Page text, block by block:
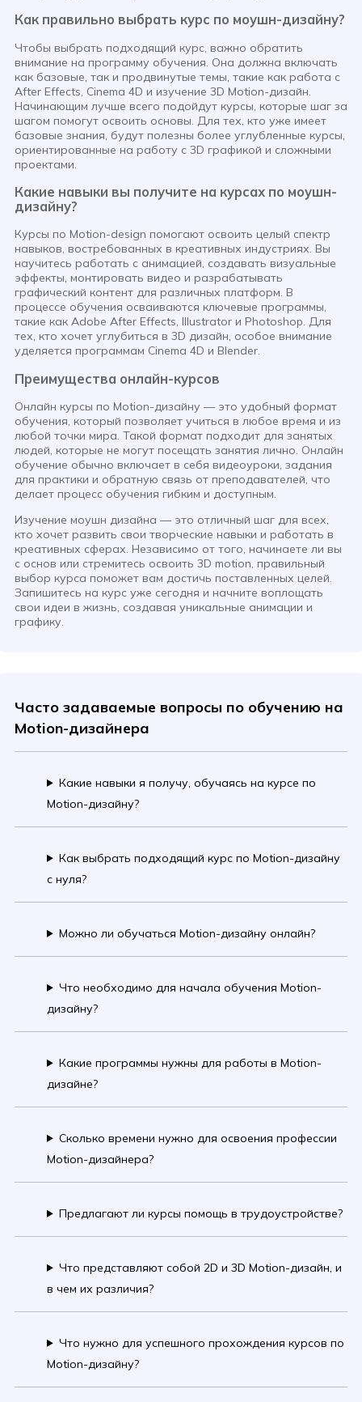
Как правильно выбрать курс по моушн-дизайну?
Чтобы выбрать подходящий курс, важно обратить
внимание на программу обучения. Она должна включать
как базовые, так и продвинутые темы, такие как работа с
After Effects, Cinema 4D и изучение 3D Motion-дизайн.
Начинающим лучше всего подойдут курсы, которые шаг за
шагом помогут освоить основы. Для тех, кто уже имеет
базовые знания, будут полезны более углубленные курсы,
ориентированные на работу с 3D графикой и сложными
проектами.
Какие навыки вы получите на курсах по моушн-
дизайну?
Курсы по Motion-design помогают освоить целый спектр
навыков, востребованных в креативных индустриях. Вы
научитесь работать с анимацией, создавать визуальные
эффекты, монтировать видео и разрабатывать
графический контент для различных платформ. В
процессе обучения осваиваются ключевые программы,
такие как Adobe After Effects, Illustrator и Photoshop. Для
тех, кто хочет углубиться в 3D дизайн, особое внимание
уделяется программам Cinema 4D и Blender.
Преимущества онлайн-курсов
Онлайн курсы по Motion-дизайну — это удобный формат
обучения, который позволяет учиться в любое время и из
любой точки мира. Такой формат подходит для занятых
людей, которые не могут посещать занятия лично. Онлайн
обучение обычно включает в себя видеоуроки, задания
для практики и обратную связь от преподавателей, что
делает процесс обучения гибким и доступным.
Изучение моушн дизайна — это отличный шаг для всех,
кто хочет развить свои творческие навыки и работать в
креативных сферах. Независимо от того, начинаете ли вы
с основ или стремитесь освоить 3D motion, правильный
выбор курса поможет вам достичь поставленных целей.
Запишитесь на курс уже сегодня и начните воплощать
свои идеи в жизнь, создавая уникальные анимации и
графику.
Часто задаваемые вопросы по обучению на
Motion-дизайнера
Какие навыки я получу, обучаясь на курсе по
Motion-дизайну?
Как выбрать подходящий курс по Motion-дизайну
с нуля?
Можно ли обучаться Motion-дизайну онлайн?
Что необходимо для начала обучения Motion-
дизайну?
Какие программы нужны для работы в Motion-
дизайне?
Сколько времени нужно для освоения профессии
Motion-дизайнера?
Предлагают ли курсы помощь в трудоустройстве?
Что представляют собой 2D и 3D Motion-дизайн, и
в чем их различия?
Что нужно для успешного прохождения курсов по
Motion-дизайну?